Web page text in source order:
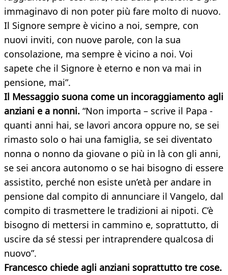
immaginavo di non poter più fare molto di nuovo.
Il Signore sempre è vicino a noi, sempre, con
nuovi inviti, con nuove parole, con la sua
consolazione, ma sempre è vicino a noi. Voi
sapete che il Signore è eterno e non va mai in
pensione, mai”.
Il Messaggio suona come un incoraggiamento agli
anziani e a nonni. “Non importa – scrive il Papa -
quanti anni hai, se lavori ancora oppure no, se sei
rimasto solo o hai una famiglia, se sei diventato
nonna o nonno da giovane o più in là con gli anni,
se sei ancora autonomo o se hai bisogno di essere
assistito, perché non esiste un’età per andare in
pensione dal compito di annunciare il Vangelo, dal
compito di trasmettere le tradizioni ai nipoti. C’è
bisogno di mettersi in cammino e, soprattutto, di
uscire da sé stessi per intraprendere qualcosa di
nuovo”.
Francesco chiede agli anziani soprattutto tre cose.